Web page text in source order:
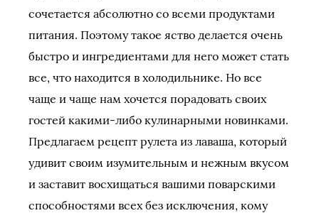
сочетается абсолютно со всеми продуктами
питания. Поэтому такое яство делается очень
быстро и ингредиентами для него может стать
все, что находится в холодильнике. Но все
чаще и чаще нам хочется порадовать своих
гостей какими-либо кулинарными новинками.
Предлагаем рецепт рулета из лаваша, который
удивит своим изумительным и нежным вкусом
и заставит восхищаться вашими поварскими
способностями всех без исключения, кому